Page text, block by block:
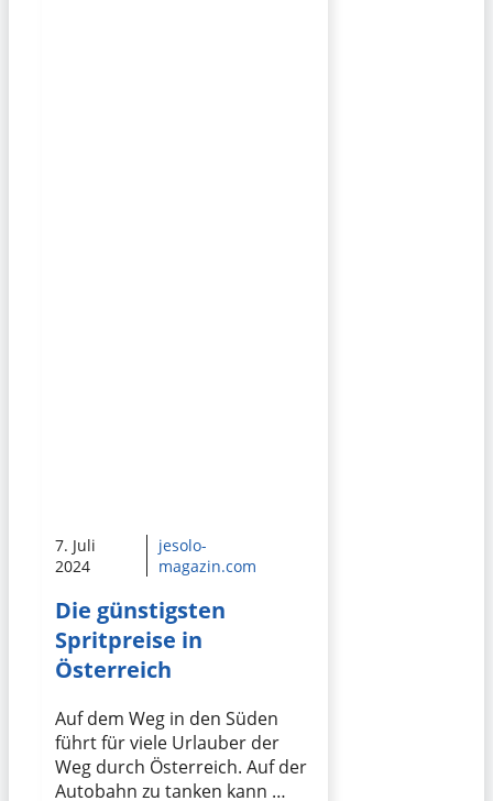
7. Juli
2024
jesolo-
magazin.com
Die günstigsten
Spritpreise in
Österreich
Auf dem Weg in den Süden
führt für viele Urlauber der
Weg durch Österreich. Auf der
Autobahn zu tanken kann …